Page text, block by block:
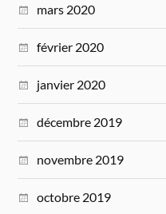
mars 2020
février 2020
janvier 2020
décembre 2019
novembre 2019
octobre 2019